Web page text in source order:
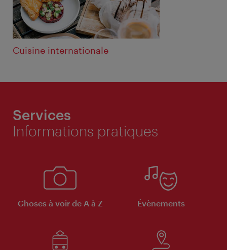
Cuisine internationale
Services
Informations pratiques
Choses à voir de A à Z Évènements